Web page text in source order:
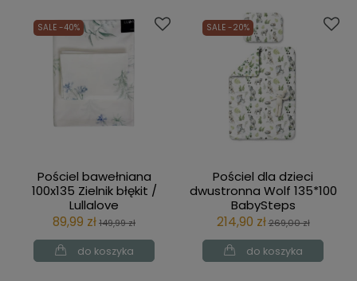
Pościel bawełniana
100x135 Zielnik błękit /
Lullalove
89,99 zł149,99 zł
do koszyka
SALE -40%
Pościel dla dzieci
dwustronna Wolf 135*100
BabySteps
214,90 zł269,00 zł
do koszyka
SALE -20%